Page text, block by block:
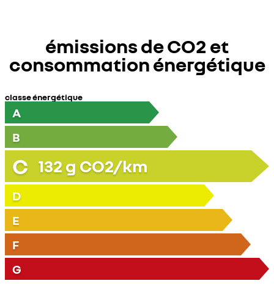
émissions de CO2 et
consommation énergétique
classe énergétique
A
B
C 132 g CO2/km
D
E
F
G